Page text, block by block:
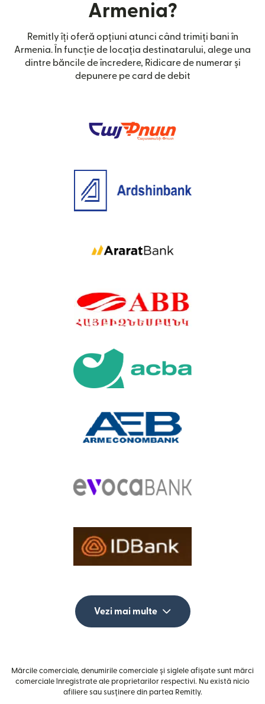
Armenia?
Remitly îți oferă opțiuni atunci când trimiți bani în
Armenia. În funcție de locația destinatarului, alege una
dintre băncile de încredere, Ridicare de numerar și
depunere pe card de debit
Vezi mai multe
Mărcile comerciale, denumirile comerciale și siglele afișate sunt mărci
comerciale înregistrate ale proprietarilor respectivi. Nu există nicio
afiliere sau susținere din partea Remitly.